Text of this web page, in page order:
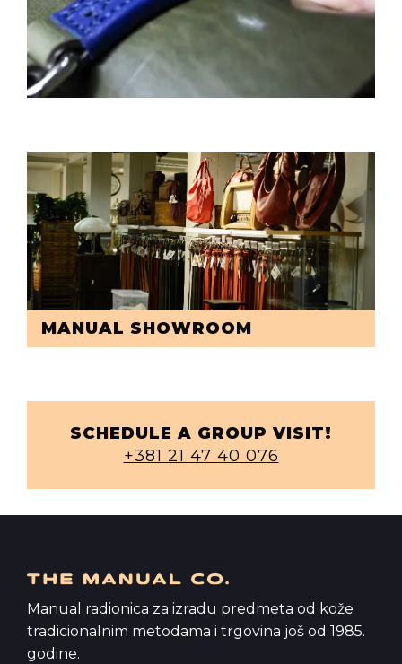
MANUAL SHOWROOM
SCHEDULE A GROUP VISIT!
+381 21 47 40 076
Manual radionica za izradu predmeta od kože
tradicionalnim metodama i trgovina još od 1985.
godine.